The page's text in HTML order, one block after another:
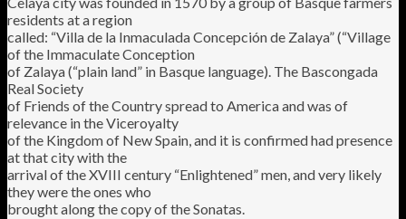
residents at a region
called: “Villa de la Inmaculada Concepción de Zalaya” (“Village
of the Immaculate Conception
of Zalaya (“plain land” in Basque language). The Bascongada
Real Society
of Friends of the Country spread to America and was of
relevance in the Viceroyalty
of the Kingdom of New Spain, and it is confirmed had presence
at that city with the
arrival of the XVIII century “Enlightened” men, and very likely
they were the ones who
brought along the copy of the Sonatas.